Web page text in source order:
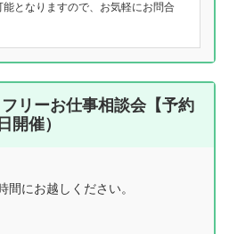
となりますので、お気軽にお問合
リーお仕事相談会【予約
開催）
間にお越しください。